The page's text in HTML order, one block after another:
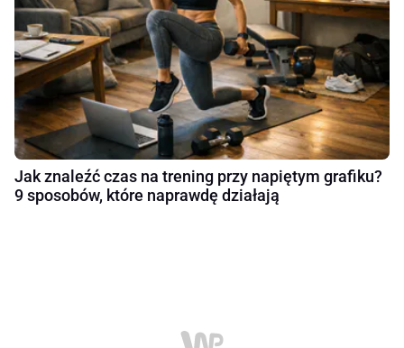
Jak znaleźć czas na trening przy napiętym grafiku?
9 sposobów, które naprawdę działają